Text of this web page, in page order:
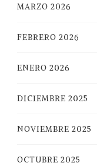
MARZO 2026
FEBRERO 2026
ENERO 2026
DICIEMBRE 2025
NOVIEMBRE 2025
OCTUBRE 2025